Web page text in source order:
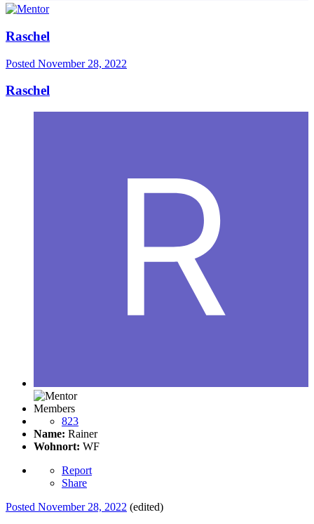
Raschel
Posted November 28, 2022
Raschel
Members
823
Name: Rainer
Wohnort: WF
Report
Share
Posted November 28, 2022 (edited)